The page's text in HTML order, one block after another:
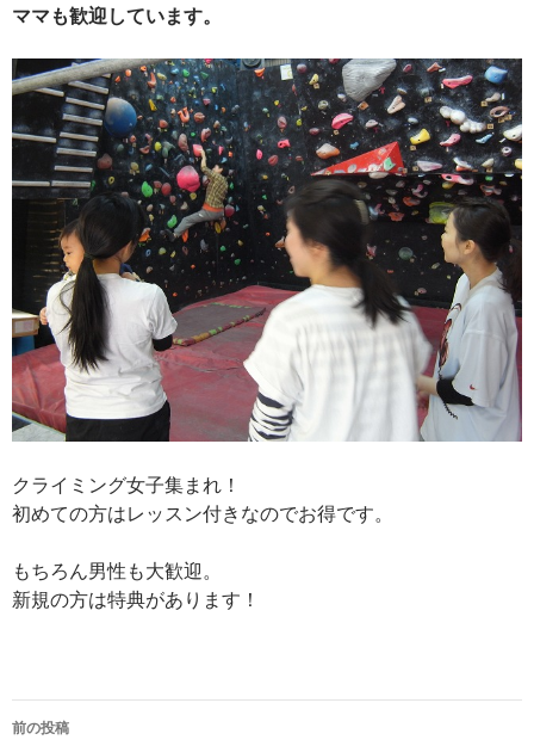
ママも歓迎しています。
クライミング女子集まれ！
初めての方はレッスン付きなのでお得です。
もちろん男性も大歓迎。
新規の方は特典があります！
投
前の投稿